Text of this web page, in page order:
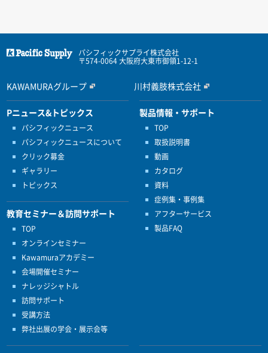
パシフィックサプライ株式会社
〒574-0064 大阪府大東市御領1-12-1
KAWAMURAグループ 川村義肢株式会社
Pニュース&トピックス
パシフィックニュース
パシフィックニュースについて
クリック募金
ギャラリー
トピックス
教育セミナー＆訪問サポート
TOP
オンラインセミナー
Kawamuraアカデミー
会場開催セミナー
ナレッジシャトル
訪問サポート
受講方法
弊社出展の学会・展示会等
製品情報・サポート
TOP
取扱説明書
動画
カタログ
資料
症例集・事例集
アフターサービス
製品FAQ